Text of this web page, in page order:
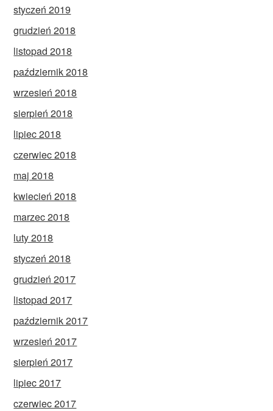
styczeń 2019
grudzień 2018
listopad 2018
październik 2018
wrzesień 2018
sierpień 2018
lipiec 2018
czerwiec 2018
maj 2018
kwiecień 2018
marzec 2018
luty 2018
styczeń 2018
grudzień 2017
listopad 2017
październik 2017
wrzesień 2017
sierpień 2017
lipiec 2017
czerwiec 2017